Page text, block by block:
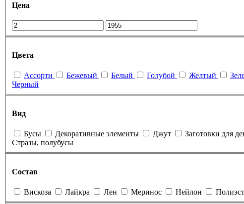
Цена
Цвета
Ассорти Бежевый Белый Голубой Желтый
Черный
Вид
Бусы Декоративные элементы Джут Заготовки для
Стразы, полубусы
Состав
Вискоза Лайкра Лен Меринос Нейлон